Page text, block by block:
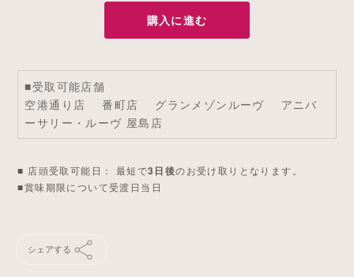
購入に進む
■受取可能店舗
空港通り店 番町店 グランメゾンルーヴ アニバ
ーサリー・ルーヴ 屋島店
■ 店頭受取可能日： 最短で3日後のお受け取りとなります。
■賞味期限について受渡日当日
シェアする